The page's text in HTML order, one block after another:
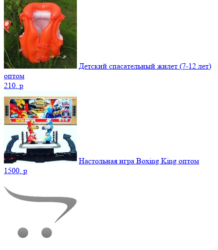
Детский спасательный жилет (7-12 лет)
оптом
210. p
Настольная игра Boxing King оптом
1500. p